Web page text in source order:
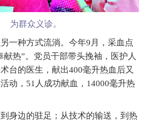
为群众义诊。
种方式流淌。今年9月，采血点
献热”。党员干部带头挽袖，医护人
台的医生，献出400毫升热血后又
动，51人成功献血，14000毫升热
边的驻足；从技术的输送，到热